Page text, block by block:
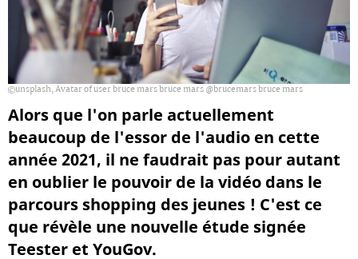
unsplash, Avatar of user bruce mars bruce mars @brucemars bruce mars
Alors que l'on parle actuellement
beaucoup de l'essor de l'audio en cette
année 2021, il ne faudrait pas pour autant
en oublier le pouvoir de la vidéo dans le
parcours shopping des jeunes ! C'est ce
que révèle une nouvelle étude signée
Teester et YouGov.